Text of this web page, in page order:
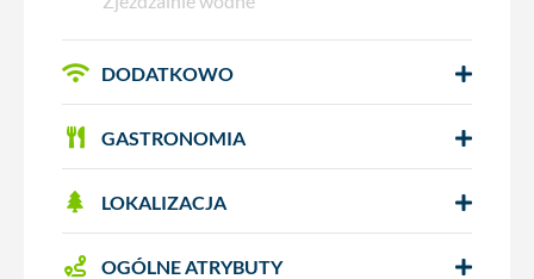
DODATKOWO
GASTRONOMIA
LOKALIZACJA
OGÓLNE ATRYBUTY